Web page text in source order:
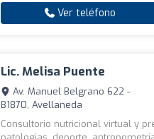
Ver teléfono
Lic. Melisa Puente
Av. Manuel Belgrano 622 -
B1870, Avellaneda
Consultorio nutricional virtual y